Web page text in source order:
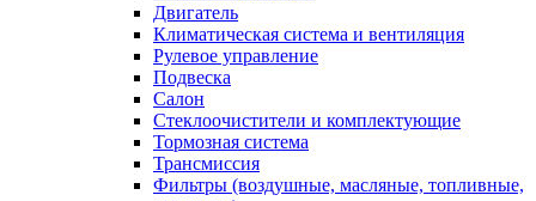
Двигатель
Климатическая система и вентиляция
Рулевое управление
Подвеска
Салон
Стеклоочистители и комплектующие
Тормозная система
Трансмиссия
Фильтры (воздушные, масляные, топливные,